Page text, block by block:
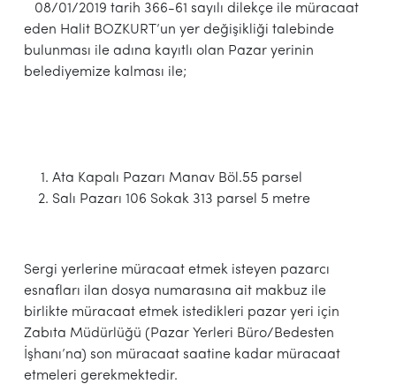
08/01/2019 tarih 366-61 sayılı dilekçe ile müracaat
eden Halit BOZKURT’un yer değişikliği talebinde
bulunması ile adına kayıtlı olan Pazar yerinin
belediyemize kalması ile;
Ata Kapalı Pazarı Manav Böl.55 parsel
Salı Pazarı 106 Sokak 313 parsel 5 metre
Sergi yerlerine müracaat etmek isteyen pazarcı
esnafları ilan dosya numarasına ait makbuz ile
birlikte müracaat etmek istedikleri pazar yeri için
Zabıta Müdürlüğü (Pazar Yerleri Büro/Bedesten
İşhanı’na) son müracaat saatine kadar müracaat
etmeleri gerekmektedir.